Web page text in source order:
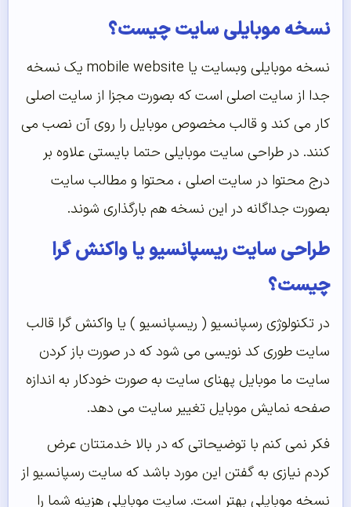
موبایلی سایت چیست؟
نسخه موبایلی وبسایت یا mobile website یک نسخه
از سایت اصلی است که بصورت مجزا از سایت اصلی
می کند و قالب مخصوص موبایل را روی آن نصب می
در طراحی سایت موبایلی حتما بایستی علاوه بر
محتوا در سایت اصلی ، محتوا و مطالب سایت
جداگانه در این نسخه هم بارگذاری شوند.
سایت ریسپانسیو یا واکنش گرا
تکنولوژی رسپانسیو ( ریسپانسیو ) یا واکنش گرا قالب
طوری کد نویسی می شود که در صورت باز کردن
ما موبایل پهنای سایت به صورت خودکار به اندازه
نمایش موبایل تغییر سایت می دهد.
نمی کنم با توضیحاتی که در بالا خدمتتان عرض
نیازی به گفتن این مورد باشد که سایت رسپانسیو از
موبایلی بهتر است. سایت موبایلی هزینه شما را